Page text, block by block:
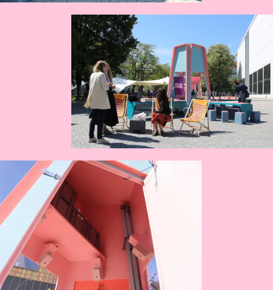
BankVerbindung
Die neue Welt
2019
2018 Die Trojanischen Fahrzeuge